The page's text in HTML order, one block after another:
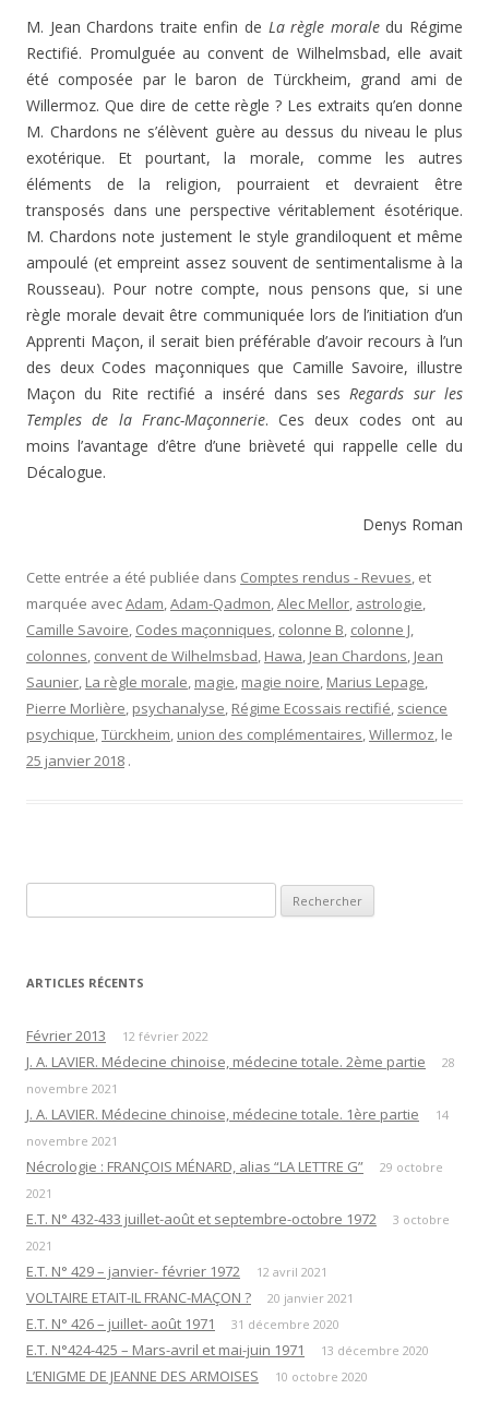
M. Jean Chardons traite enfin de La règle moraledu Régime
Rectifié. Promulguée au convent de Wilhelmsbad, elle avait
été composée par le baron de Türckheim, grand ami de
Willermoz. Que dire de cette règle ? Les extraits qu’en donne
M. Chardons ne s’élèvent guère au dessus du niveau le plus
exotérique. Et pourtant, la morale, comme les autres
éléments de la religion, pourraient et devraient être
transposés dans une perspective véritablement ésotérique.
M. Chardons note justement le style grandiloquent et même
ampoulé (et empreint assez souvent de sentimentalisme à la
Rousseau). Pour notre compte, nous pensons que, si une
règle morale devait être communiquée lors de l’initiation d’un
Apprenti Maçon, il serait bien préférable d’avoir recours à l’un
des deux Codes maçonniques que Camille Savoire, illustre
Maçon du Rite rectifié a inséré dans sesRegards sur les
Temples de la Franc-Maçonnerie. Ces deux codes ont au
moins l’avantage d’être d’une brièveté qui rappelle celle du
Décalogue.
Denys Roman
Cette entrée a été publiée dans Comptes rendus - Revues, et
marquée avecAdam,Adam-Qadmon,Alec Mellor, astrologie,
Camille Savoire, Codes maçonniques, colonne B, colonne J,
colonnes, convent de Wilhelmsbad, Hawa, Jean Chardons, Jean
Saunier, La règle morale, magie, magie noire, Marius Lepage,
Pierre Morlière, psychanalyse, Régime Ecossais rectifié, science
psychique,Türckheim, union des complémentaires,Willermoz, le
25 janvier 2018 .
ARTICLES RÉCENTS
Février 2013 12 février 2022
J. A. LAVIER. Médecine chinoise, médecine totale. 2ème partie
28
novembre 2021
J. A. LAVIER. Médecine chinoise, médecine totale. 1ère partie
14
novembre 2021
Nécrologie : FRANÇOIS MÉNARD, alias “LA LETTRE G”
29 octobre
2021
E.T. N° 432-433 juillet-août et septembre-octobre 1972
3 octobre
2021
E.T. N° 429 – janvier- février 1972 12 avril 2021
VOLTAIRE ETAIT-IL FRANC-MAÇON ? 20 janvier 2021
E.T. N° 426 – juillet- août 1971 31 décembre 2020
E.T. N°424-425 – Mars-avril et mai-juin 1971 13 décembre 2020
L’ENIGME DE JEANNE DES ARMOISES 10 octobre 2020